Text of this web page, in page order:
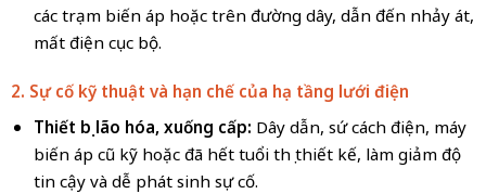
các trạm biến áp hoặc trên đường dây, dẫn đến nhảy át,
mất điện cục bộ.
2. Sự cố kỹ thuật và hạn chế của hạ tầng lưới điện
Thiết bị lão hóa, xuống cấp: Dây dẫn, sứ cách điện, máy
biến áp cũ kỹ hoặc đã hết tuổi thọ thiết kế, làm giảm độ
tin cậy và dễ phát sinh sự cố.